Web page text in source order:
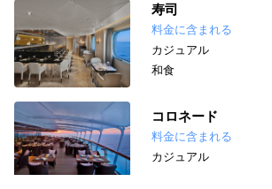
寿司
料金に含まれる
カジュアル
和食
コロネード
料金に含まれる
カジュアル